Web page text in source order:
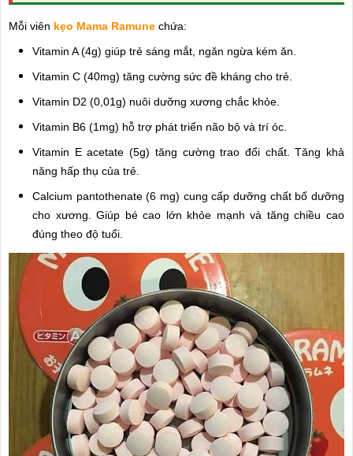
Mỗi viên kẹo Mama Ramune chứa:
Vitamin A (4g) giúp trẻ sáng mắt, ngăn ngừa kém ăn.
Vitamin C (40mg) tăng cường sức đề kháng cho trẻ.
Vitamin D2 (0,01g) nuôi dưỡng xương chắc khỏe.
Vitamin B6 (1mg) hỗ trợ phát triển não bộ và trí óc.
Vitamin E acetate (5g) tăng cường trao đổi chất. Tăng khả
năng hấp thụ của trẻ.
Calcium pantothenate (6 mg) cung cấp dưỡng chất bổ dưỡng
cho xương. Giúp bé cao lớn khỏe mạnh và tăng chiều cao
đúng theo độ tuổi.